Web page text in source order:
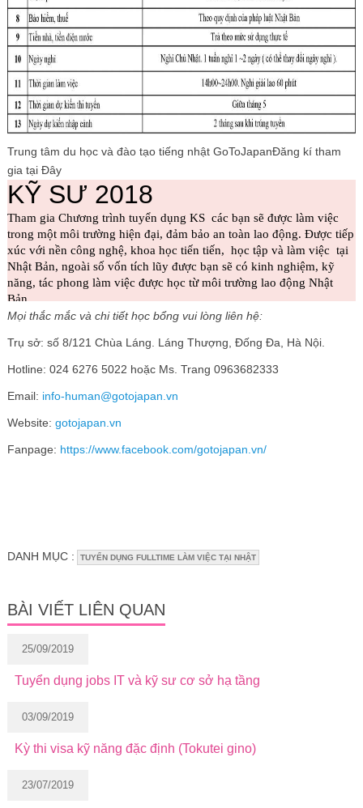
Trung tâm du học và đào tạo tiếng nhật GoToJapanĐăng kí tham
gia tại Đây
Mọi thắc mắc và chi tiết học bổng vui lòng liên hệ:
Trụ sở: số 8/121 Chùa Láng. Láng Thượng, Đống Đa, Hà Nội.
Hotline: 024 6276 5022 hoặc Ms. Trang 0963682333
Email: info-human@gotojapan.vn
Website: gotojapan.vn
Fanpage: https://www.facebook.com/gotojapan.vn/
DANH MỤC : TUYỂN DỤNG FULLTIME LÀM VIỆC TẠI NHẬT
BÀI VIẾT LIÊN QUAN
25/09/2019
Tuyển dụng jobs IT và kỹ sư cơ sở hạ tầng
03/09/2019
Kỳ thi visa kỹ năng đặc định (Tokutei gino)
23/07/2019